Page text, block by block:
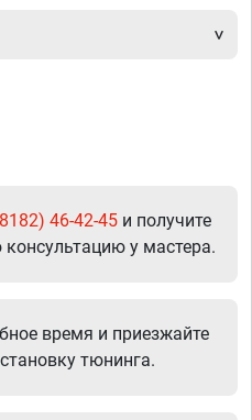
46-42-45 и получите
у мастера.
время и приезжайте
тюнинга.